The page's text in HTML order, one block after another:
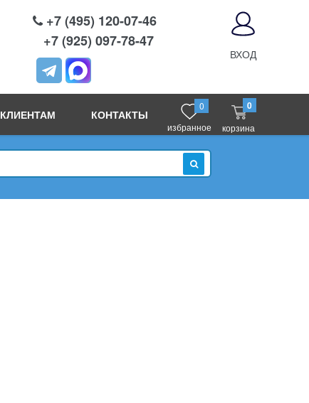
+7 (495) 120-07-46
+7 (925) 097-78-47
ВХОД
КЛИЕНТАМ КОНТАКТЫ
0
избранное
0
корзина
ИСКАТЬ